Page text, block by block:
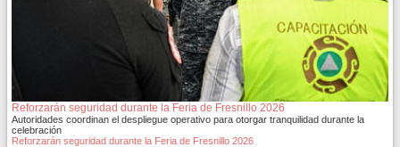
Reforzarán seguridad durante la Feria de Fresnillo 2026
Autoridades coordinan el despliegue operativo para otorgar tranquilidad durante la
celebración
Reforzarán seguridad durante la Feria de Fresnillo 2026